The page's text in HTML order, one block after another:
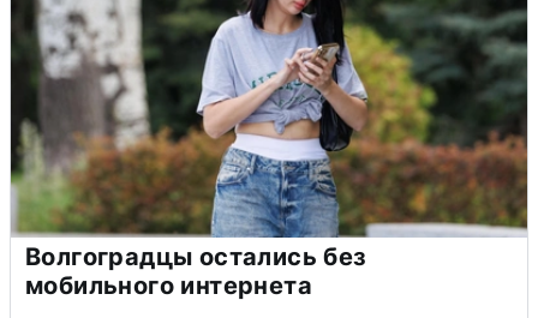
Волгоградцы остались без
мобильного интернета